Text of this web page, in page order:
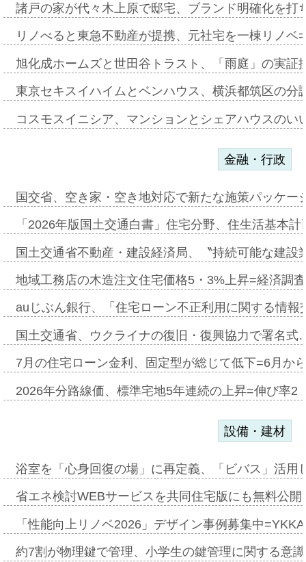
諸戸の家が代々木上原で邸宅、ブランド明確化を
リノべると東急不動産が提携、元社宅を一棟リノ
旭化成ホームズと世田谷トラスト、「雨庭」の実
東京セキスイハイムとベンハウス、横浜都筑区の
コスモスイニシア、マンションとシェアハウスの
金融・行政
国交省、空き家・空き地対応で新たな施策パッケ
「2026年版国土交通白書」住宅分野、住生活基本
国土交通省不動産・建設経済局、〝持続可能な建
地域工務店の木造注文住宅価格5・3%上昇=経済調
auじぶん銀行、「住宅ローン不正利用に関する情
国土交通省、ウクライナの復旧・復興協力で署名
7月の住宅ローン金利、固定型が総じて低下=6月か
2026年分路線価、標準宅地5年連続の上昇=伸び率
設備・建材
浴室を「心身回復の場」に再定義、「ビバス」活
省エネ検討WEBサービスを共同住宅版にも無料公
「性能向上リノベ2026」デザイン事例募集中
約7割が物理鍵で管理、小学生の鍵管理に関する意